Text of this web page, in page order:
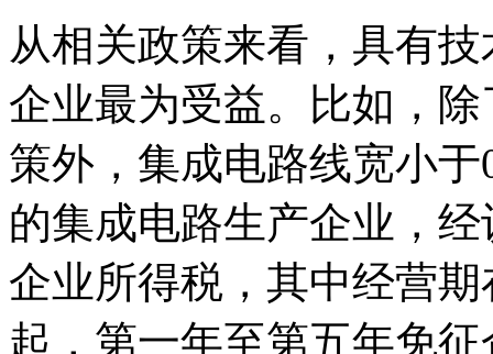
从相关政策来看，具有
企业最为受益。比如，
策外，集成电路线宽小
的集成电路生产企业，
企业所得税，其中经营
起，第一年至第五年免